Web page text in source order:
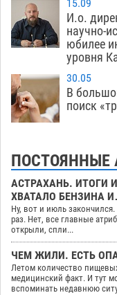
15.09
И.о.
научно-
юбилее
уровня
30.05
В
поиск
ПОСТОЯННЫЕ
АСТРАХАНЬ. ИТОГИ
ХВАТАЛО БЕНЗИНА
Ну, вот и июль
раз. Нет, все главные
открыли, спли...
ЧЕМ ЖИЛИ. ЕСТЬ
Летом количество
медицинский факт. И тут
вспоминать недавнюю